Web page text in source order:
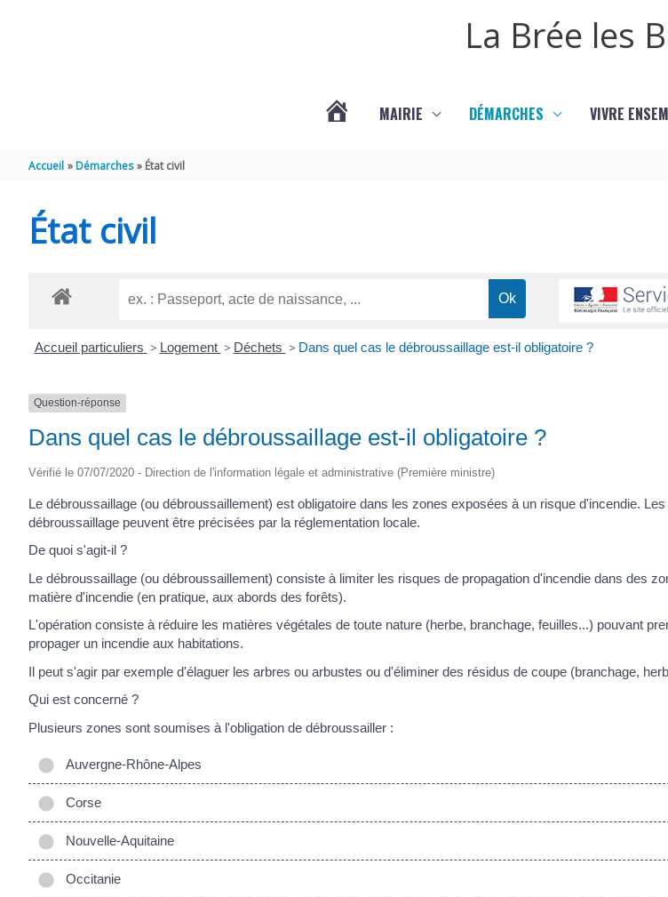
La Brée les
TITRE)
MAIRIE DÉMARCHES VIVRE
Accueil Démarches État civil
État civil
Accueil particuliers > Logement > Déchets > Dans quel cas le débroussaillage est-il obligatoire ?
Question-réponse
Dans quel cas le débroussaillage est-il obligatoire ?
Vérifié le 07/07/2020 - Direction de l'information légale et administrative (Première ministre)
Le débroussaillage (ou débroussaillement) est obligatoire dans les zones exposées à un risque d'incendie.
débroussaillage peuvent être précisées par la réglementation locale.
De quoi s'agit-il ?
Le débroussaillage (ou débroussaillement) consiste à limiter les risques de propagation d'incendie dans des
matière d'incendie (en pratique, aux abords des forêts).
L'opération consiste à réduire les matières végétales de toute nature (herbe, branchage, feuilles...) pouvant
propager un incendie aux habitations.
Il peut s'agir par exemple d'élaguer les arbres ou arbustes ou d'éliminer des résidus de coupe (branchage,
Qui est concerné ?
Plusieurs zones sont soumises à l'obligation de débroussailler :
Auvergne-Rhône-Alpes
Corse
Nouvelle-Aquitaine
Occitanie